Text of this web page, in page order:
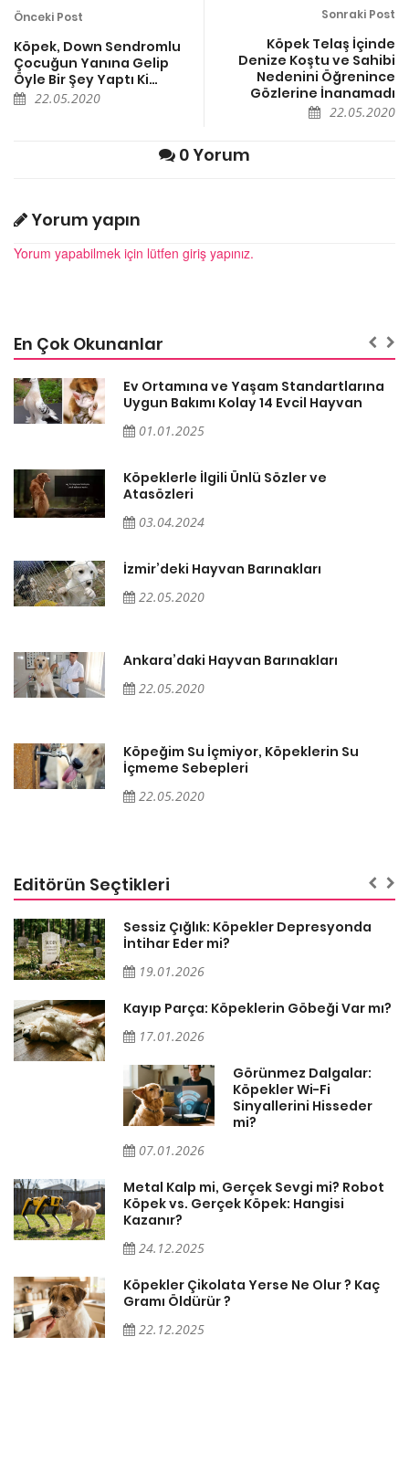
Önceki Post
Köpek, Down Sendromlu
Çocuğun Yanına Gelip
Öyle Bir Şey Yaptı Ki…
22.05.2020
Sonraki Post
Köpek Telaş İçinde
Denize Koştu ve Sahibi
Nedenini Öğrenince
Gözlerine İnanamadı
22.05.2020
0 Yorum
Yorum yapın
Yorum yapabilmek için lütfen giriş yapınız.
En Çok Okunanlar
Ev Ortamına ve Yaşam Standartlarına
Uygun Bakımı Kolay 14 Evcil Hayvan
01.01.2025
Köpeklerle İlgili Ünlü Sözler ve
Atasözleri
03.04.2024
İzmir’deki Hayvan Barınakları
22.05.2020
Ankara’daki Hayvan Barınakları
22.05.2020
Köpeğim Su İçmiyor, Köpeklerin Su
İçmeme Sebepleri
22.05.2020
Editörün Seçtikleri
Sessiz Çığlık: Köpekler Depresyonda
İntihar Eder mi?
19.01.2026
Kayıp Parça: Köpeklerin Göbeği Var mı?
17.01.2026
Görünmez Dalgalar:
Köpekler Wi-Fi
Sinyallerini Hisseder
mi?
07.01.2026
Metal Kalp mi, Gerçek Sevgi mi? Robot
Köpek vs. Gerçek Köpek: Hangisi
Kazanır?
24.12.2025
Köpekler Çikolata Yerse Ne Olur ? Kaç
Gramı Öldürür ?
22.12.2025